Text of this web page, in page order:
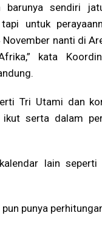
barunya sendiri
untuk
November nanti di
kata
Tri Utami dan
serta dalam
lain
punya